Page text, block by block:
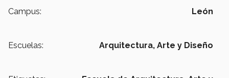
Campus:
León
Escuelas: Arquitectura, Arte y Diseño